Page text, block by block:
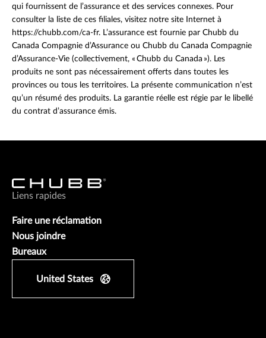
qui fournissent de l’assurance et des services connexes. Pour
consulter la liste de ces filiales, visitez notre site Internet à
https://chubb.com/ca-fr. L’assurance est fournie par Chubb du
Canada Compagnie d’Assurance ou Chubb du Canada Compagnie
d’Assurance-Vie (collectivement, « Chubb du Canada »). Les
produits ne sont pas nécessairement offerts dans toutes les
provinces ou tous les territoires. La présente communication n’est
qu’un résumé des produits. La garantie réelle est régie par le libellé
du contrat d’assurance émis.
Liens rapides
Faire une réclamation
Nous joindre
Bureaux
United States